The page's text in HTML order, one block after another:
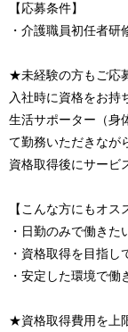
【応募条件】
・介護職員初任者研
★未経験の方もご応
入社時に資格をお持
生活サポーター（身
て勤務いただきなが
資格取得後にサービ
【こんな方にもオス
・日勤のみで働きた
・資格取得を目指し
・安定した環境で働
★資格取得費用を上